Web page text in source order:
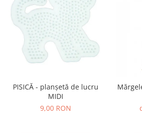
PISICĂ - planșetă de lucru
MIDI
9,00 RON